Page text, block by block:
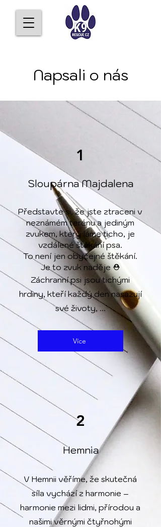
Napsali o nás
1
Sloupárna Majdalena
Představte si, že jste ztraceni v
neznámém terénu a jediným
zvukem, který láme ticho, je
vzdálené štěkání psa.
To není jen obyčejné štěkání.
Je to zvuk naděje ⛑
Záchranní psi jsou tichými
hrdiny, kteří každý den nasazují
své životy, ...
Více
2
Hemnia
V Hemnii věříme, že skutečná
síla vychází z harmonie –
harmonie mezi lidmi, přírodou a
našimi věrnými čtyřnohými